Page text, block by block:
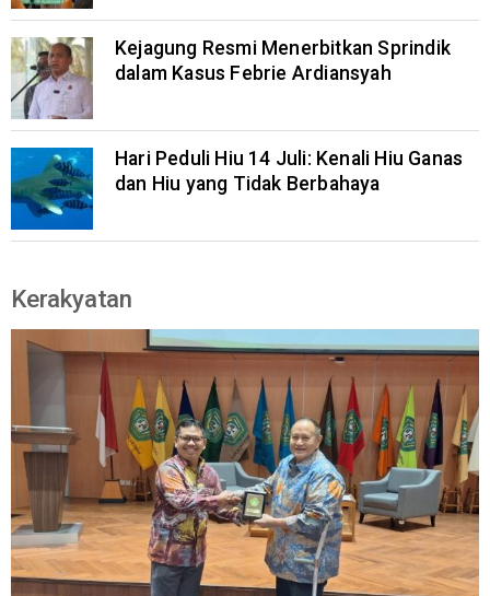
Kejagung Resmi Menerbitkan Sprindik
dalam Kasus Febrie Ardiansyah
Hari Peduli Hiu 14 Juli: Kenali Hiu Ganas
dan Hiu yang Tidak Berbahaya
Kerakyatan